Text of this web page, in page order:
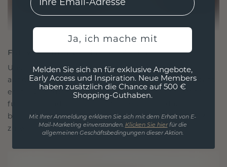
FÜR VERBINDUNGEN GESCHAFFEN
Unsere Designphilosophie ist auf Verbindung
ausgelegt, wobei jedes Stück so gestaltet ist, dass
es die Zeit überdauert. Es wird zu Ihrem Symbol
für Liebe und wertvolle Momente, das dazu
bestimmt ist, für immer getragen und geschätzt
zu werden.
Ja, ich mache mit
Melden Sie sich an für exklusive Angebote,
Early Access und Inspiration. Neue Members
haben zusätzlich die Chance auf 500 €
Shopping-Guthaben.
Mit Ihrer Anmeldung erklären Sie sich mit dem Erhalt von E-
Mail-Marketing einverstanden. Klicken Sie hierfür die
allgemeinen Geschäftsbedingungen dieser Aktion.